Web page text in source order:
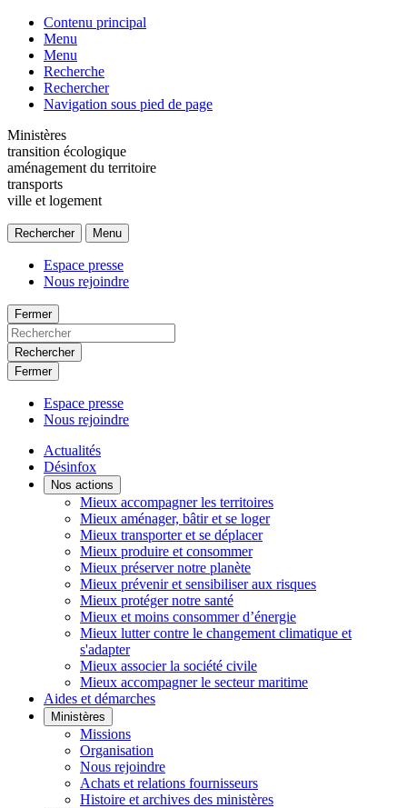
Contenu principal
Menu
Menu
Recherche
Rechercher
Navigation sous pied de page
Ministères
transition écologique
aménagement du territoire
transports
ville et logement
Rechercher Menu
Espace presse
Nous rejoindre
Fermer
Rechercher
Fermer
Espace presse
Nous rejoindre
Actualités
Désinfox
Nos actions
Mieux accompagner les territoires
Mieux aménager, bâtir et se loger
Mieux transporter et se déplacer
Mieux produire et consommer
Mieux préserver notre planète
Mieux prévenir et sensibiliser aux risques
Mieux protéger notre santé
Mieux et moins consommer d’énergie
Mieux lutter contre le changement climatique et
s'adapter
Mieux associer la société civile
Mieux accompagner le secteur maritime
Aides et démarches
Ministères
Missions
Organisation
Nous rejoindre
Achats et relations fournisseurs
Histoire et archives des ministères